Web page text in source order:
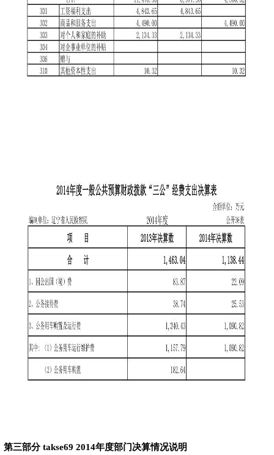
第三部分 takse69 2014年度部门决算情况说明